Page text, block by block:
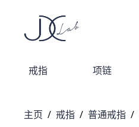
戒指 项链
主页 / 戒指 / 普通戒指 /